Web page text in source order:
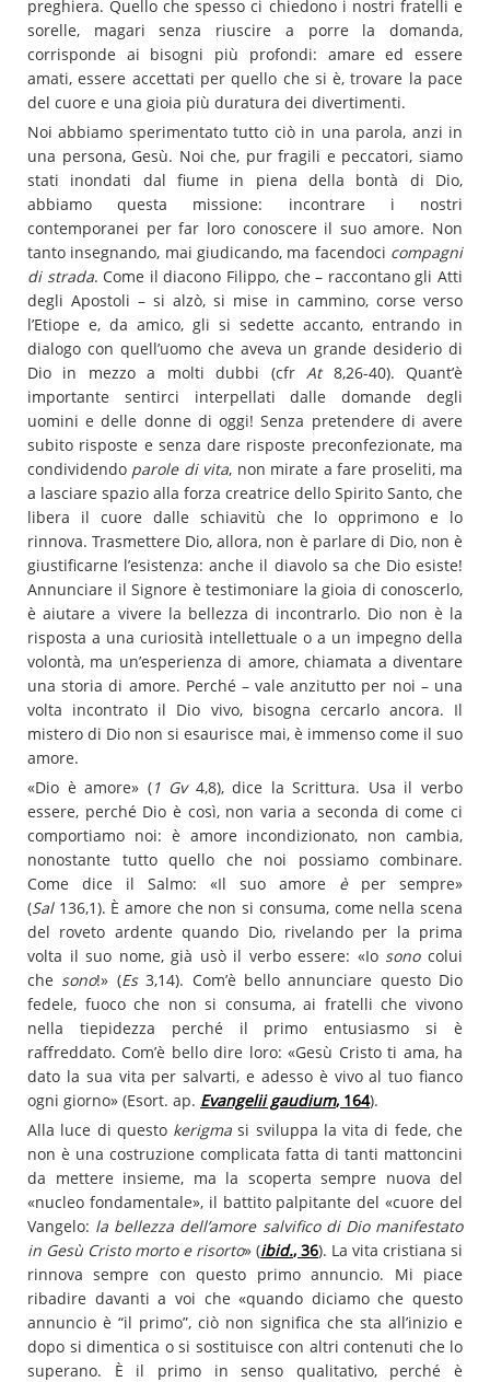
preghiera. Quello che spesso ci chiedono i nostri fratelli e
sorelle, magari senza riuscire a porre la domanda,
corrisponde ai bisogni più profondi: amare ed essere
amati, essere accettati per quello che si è, trovare la pace
del cuore e una gioia più duratura dei divertimenti.
Noi abbiamo sperimentato tutto ciò in una parola, anzi in
una persona, Gesù. Noi che, pur fragili e peccatori, siamo
stati inondati dal fiume in piena della bontà di Dio,
abbiamo questa missione: incontrare i nostri
contemporanei per far loro conoscere il suo amore. Non
tanto insegnando, mai giudicando, ma facendoci compagni
di strada. Come il diacono Filippo, che – raccontano gli Atti
degli Apostoli – si alzò, si mise in cammino, corse verso
l’Etiope e, da amico, gli si sedette accanto, entrando in
dialogo con quell’uomo che aveva un grande desiderio di
Dio in mezzo a molti dubbi (cfrAt8,26-40). Quant’è
importante sentirci interpellati dalle domande degli
uomini e delle donne di oggi! Senza pretendere di avere
subito risposte e senza dare risposte preconfezionate, ma
condividendo parole di vita, non mirate a fare proseliti, ma
a lasciare spazio alla forza creatrice dello Spirito Santo, che
libera il cuore dalle schiavitù che lo opprimono e lo
rinnova. Trasmettere Dio, allora, non è parlare di Dio, non è
giustificarne l’esistenza: anche il diavolo sa che Dio esiste!
Annunciare il Signore è testimoniare la gioia di conoscerlo,
è aiutare a vivere la bellezza di incontrarlo. Dio non è la
risposta a una curiosità intellettuale o a un impegno della
volontà, ma un’esperienza di amore, chiamata a diventare
una storia di amore. Perché – vale anzitutto per noi – una
volta incontrato il Dio vivo, bisogna cercarlo ancora. Il
mistero di Dio non si esaurisce mai, è immenso come il suo
amore.
«Dio è amore» (1 Gv 4,8), dice la Scrittura. Usa il verbo
essere, perché Dio è così, non varia a seconda di come ci
comportiamo noi: è amore incondizionato, non cambia,
nonostante tutto quello che noi possiamo combinare.
Come dice il Salmo: «Il suo amore èper sempre»
(Sal136,1). È amore che non si consuma, come nella scena
del roveto ardente quando Dio, rivelando per la prima
volta il suo nome, già usò il verbo essere: «Io sonocolui
che sono!» (Es3,14). Com’è bello annunciare questo Dio
fedele, fuoco che non si consuma, ai fratelli che vivono
nella tiepidezza perché il primo entusiasmo si è
raffreddato. Com’è bello dire loro: «Gesù Cristo ti ama, ha
dato la sua vita per salvarti, e adesso è vivo al tuo fianco
ogni giorno» (Esort. ap. Evangelii gaudium, 164).
Alla luce di questo kerigma si sviluppa la vita di fede, che
non è una costruzione complicata fatta di tanti mattoncini
da mettere insieme, ma la scoperta sempre nuova del
«nucleo fondamentale», il battito palpitante del «cuore del
Vangelo: la bellezza dell’amore salvifico di Dio manifestato
in Gesù Cristo morto e risorto» (ibid., 36). La vita cristiana si
rinnova sempre con questo primo annuncio. Mi piace
ribadire davanti a voi che «quando diciamo che questo
annuncio è “il primo”, ciò non significa che sta all’inizio e
dopo si dimentica o si sostituisce con altri contenuti che lo
superano. È il primo in senso qualitativo, perché è